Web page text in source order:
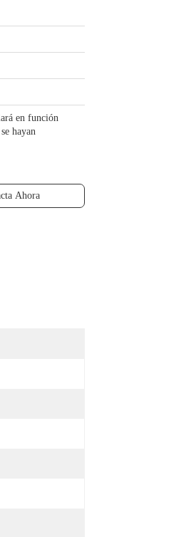
en función
hayan
Ahora